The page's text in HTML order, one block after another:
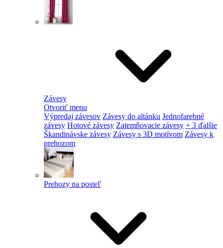
Závesy
Otvoriť menu
Výpredaj závesov Závesy do altánku Jednofarebné
závesy Hotové závesy Zatemňovacie závesy + 3 ďalšie
Škandinávske závesy Závesy s 3D motívom Závesy k
prehozom
Prehozy na posteľ